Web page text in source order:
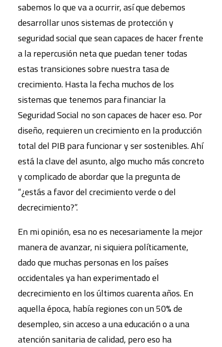
sabemos lo que va a ocurrir, así que debemos
desarrollar unos sistemas de protección y
seguridad social que sean capaces de hacer frente
a la repercusión neta que puedan tener todas
estas transiciones sobre nuestra tasa de
crecimiento. Hasta la fecha muchos de los
sistemas que tenemos para financiar la
Seguridad Social no son capaces de hacer eso. Por
diseño, requieren un crecimiento en la producción
total del PIB para funcionar y ser sostenibles. Ahí
está la clave del asunto, algo mucho más concreto
y complicado de abordar que la pregunta de
“¿estás a favor del crecimiento verde o del
decrecimiento?”.
En mi opinión, esa no es necesariamente la mejor
manera de avanzar, ni siquiera políticamente,
dado que muchas personas en los países
occidentales ya han experimentado el
decrecimiento en los últimos cuarenta años. En
aquella época, había regiones con un 50% de
desempleo, sin acceso a una educación o a una
atención sanitaria de calidad, pero eso ha